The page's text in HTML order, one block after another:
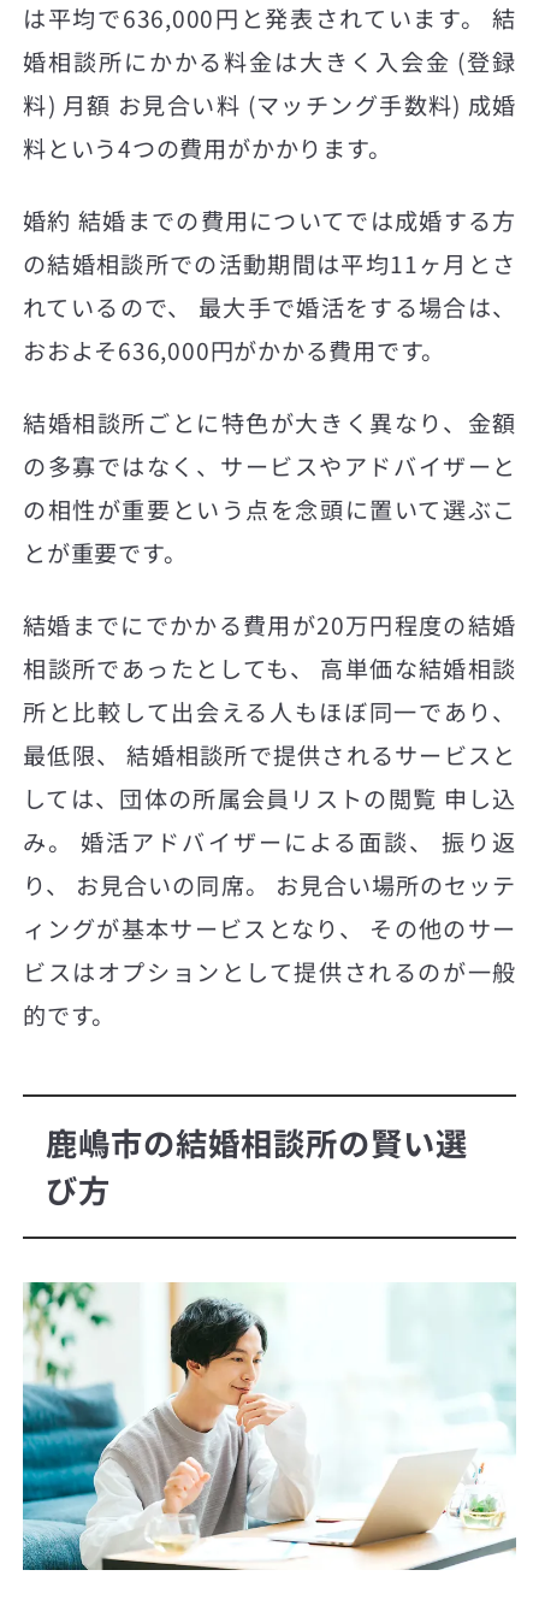
は平均で636,000円と発表されています。 結
婚相談所にかかる料金は大きく入会金 (登録
料) 月額 お見合い料 (マッチング手数料) 成婚
料という4つの費用がかかります。
婚約 結婚までの費用についてでは成婚する方
の結婚相談所での活動期間は平均11ヶ月とさ
れているので、 最大手で婚活をする場合は、
おおよそ636,000円がかかる費用です。
結婚相談所ごとに特色が大きく異なり、金額
の多寡ではなく、サービスやアドバイザーと
の相性が重要という点を念頭に置いて選ぶこ
とが重要です。
結婚までにでかかる費用が20万円程度の結婚
相談所であったとしても、 高単価な結婚相談
所と比較して出会える人もほぼ同一であり、
最低限、 結婚相談所で提供されるサービスと
しては、団体の所属会員リストの閲覧 申し込
み。 婚活アドバイザーによる面談、 振り返
り、 お見合いの同席。 お見合い場所のセッテ
ィングが基本サービスとなり、 その他のサー
ビスはオプションとして提供されるのが一般
的です。
鹿嶋市の結婚相談所の賢い選
び方